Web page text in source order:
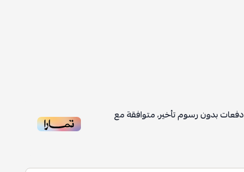
دفعات بدون رسوم تأخير، متوافقة مع